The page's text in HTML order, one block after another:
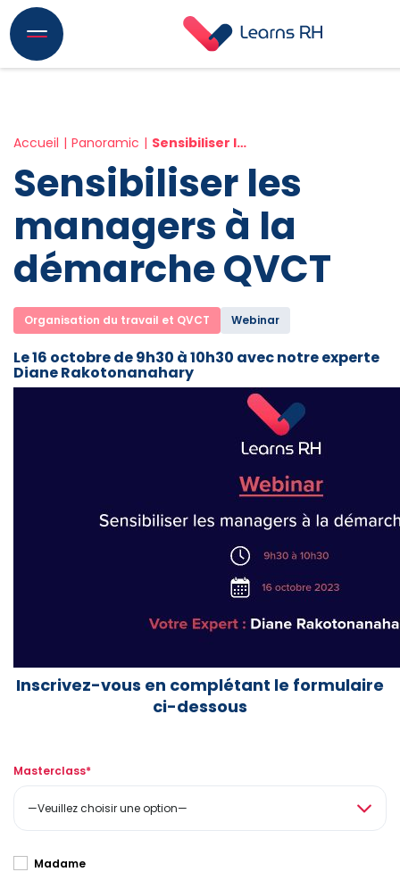
Accueil Panoramic Sensibiliser les managers à la démarche QVCT
Sensibiliser les
managers à la
démarche QVCT
Organisation du travail et QVCT Webinar
Le 16 octobre de 9h30 à 10h30 avec notre experte
Diane Rakotonanahary
Inscrivez-vous en complétant le formulaire
ci-dessous
Masterclass*
Madame